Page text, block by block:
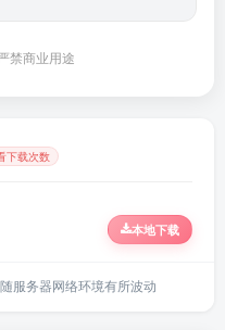
禁商业用途
下载次数
本地下载
服务器网络环境有所波动